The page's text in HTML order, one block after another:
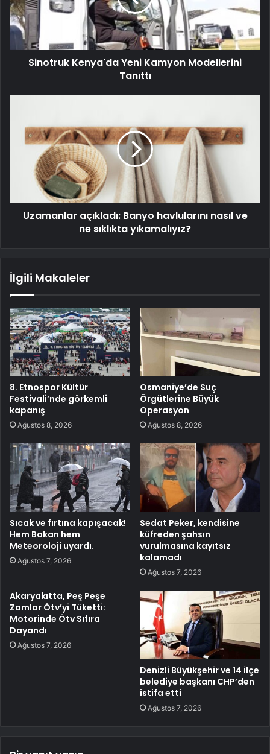
Sinotruk Kenya'da Yeni Kamyon Modellerini
Tanıttı
Uzamanlar açıkladı: Banyo havlularını nasıl ve
ne sıklıkta yıkamalıyız?
İlgili Makaleler
8. Etnospor Kültür
Festivali’nde görkemli
kapanış
Ağustos 8, 2026
Osmaniye’de Suç
Örgütlerine Büyük
Operasyon
Ağustos 8, 2026
Sıcak ve fırtına kapışacak!
Hem Bakan hem
Meteoroloji uyardı.
Ağustos 7, 2026
Sedat Peker, kendisine
küfreden şahsın
vurulmasına kayıtsız
kalamadı
Ağustos 7, 2026
Akaryakıtta, Peş Peşe
Zamlar Ötv’yi Tüketti:
Motorinde Ötv Sıfıra
Dayandı
Ağustos 7, 2026
Denizli Büyükşehir ve 14 ilçe
belediye başkanı CHP’den
istifa etti
Ağustos 7, 2026